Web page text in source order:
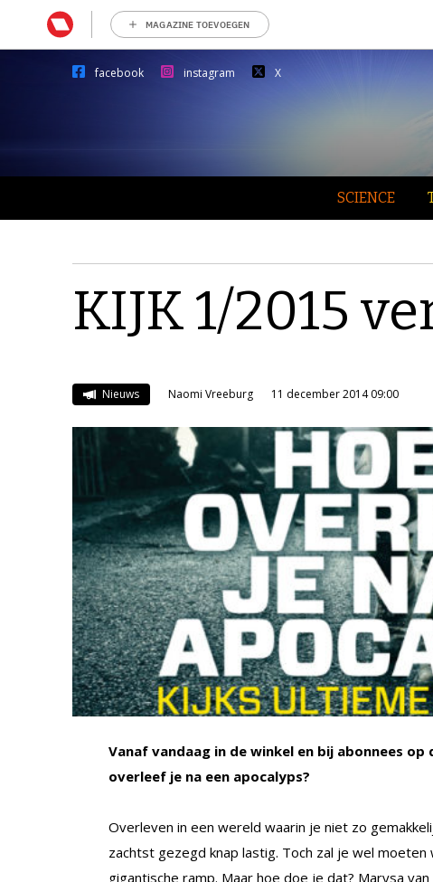
MAGAZINE TOEVOEGEN
facebook instagram X
SCIENCE
KIJK 1/2015
Nieuws Naomi Vreeburg 11 december 2014 09:00
Vanaf vandaag in de winkel en bij abonnees
overleef je na een apocalyps?
Overleven in een wereld waarin je niet zo
zachtst gezegd knap lastig. Toch zal je wel
gigantische ramp. Maar hoe doe je dat? Marysa